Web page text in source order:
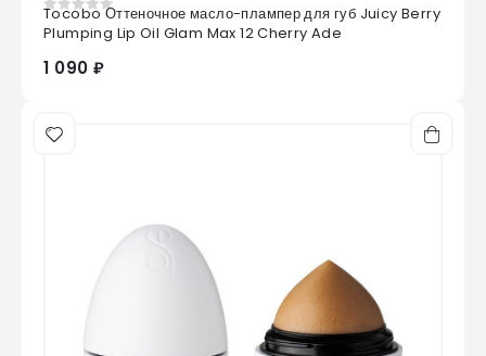
0 из 5
Tocobo Оттеночное масло-плампер для губ Juicy Berry
Plumping Lip Oil Glam Max 12 Cherry Ade
1 090 ₽